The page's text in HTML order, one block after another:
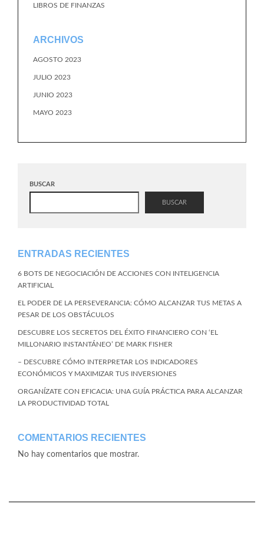
LIBROS DE FINANZAS
ARCHIVOS
AGOSTO 2023
JULIO 2023
JUNIO 2023
MAYO 2023
BUSCAR
BUSCAR
ENTRADAS RECIENTES
6 BOTS DE NEGOCIACIÓN DE ACCIONES CON INTELIGENCIA
ARTIFICIAL
EL PODER DE LA PERSEVERANCIA: CÓMO ALCANZAR TUS METAS A
PESAR DE LOS OBSTÁCULOS
DESCUBRE LOS SECRETOS DEL ÉXITO FINANCIERO CON ‘EL
MILLONARIO INSTANTÁNEO’ DE MARK FISHER
– DESCUBRE CÓMO INTERPRETAR LOS INDICADORES
ECONÓMICOS Y MAXIMIZAR TUS INVERSIONES
ORGANÍZATE CON EFICACIA: UNA GUÍA PRÁCTICA PARA ALCANZAR
LA PRODUCTIVIDAD TOTAL
COMENTARIOS RECIENTES
No hay comentarios que mostrar.